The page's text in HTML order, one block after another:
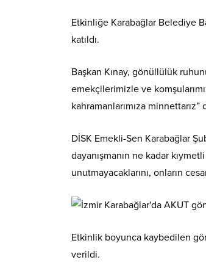
Etkinliğe Karabağlar Belediye
katıldı.
Başkan Kınay, gönüllülük
emekçilerimizle ve
kahramanlarımıza minnettarız”
DİSK Emekli-Sen Karabağlar
dayanışmanın ne kadar
unutmayacaklarını, onların
Etkinlik boyunca kaybedilen
verildi.